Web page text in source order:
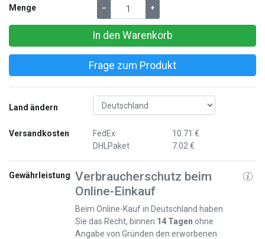
Menge – +
In den Warenkorb
Frage zum Produkt
Land ändern
Versandkosten
FedEx
DHLPaket
10.71 €
7.02 €
Gewährleistung Verbraucherschutz beim
Online-Einkauf
Beim Online-Kauf in Deutschland haben
Sie das Recht, binnen 14 Tagen ohne
Angabe von Gründen den erworbenen